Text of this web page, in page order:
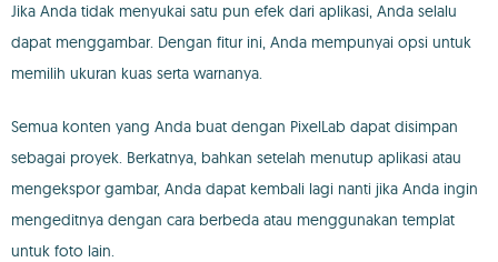
Jika Anda tidak menyukai satu pun efek dari aplikasi, Anda selalu
dapat menggambar. Dengan fitur ini, Anda mempunyai opsi untuk
memilih ukuran kuas serta warnanya.
Semua konten yang Anda buat dengan PixelLab dapat disimpan
sebagai proyek. Berkatnya, bahkan setelah menutup aplikasi atau
mengekspor gambar, Anda dapat kembali lagi nanti jika Anda ingin
mengeditnya dengan cara berbeda atau menggunakan templat
untuk foto lain.